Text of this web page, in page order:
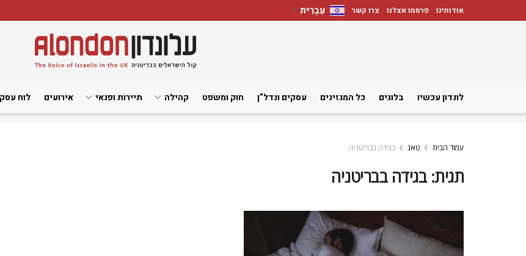
אודותינו פרסמו אצלנו צרו קשר עִבְרִית ▼
לונדון עכשיו בלוגים כל המגזינים עסקים ונדל”ן חוק ומשפט קהילה תיירות ופנאי אירועים לוח
עמוד הבית טאג בגידה בבריטניה
תגית:בגידה בבריטניה